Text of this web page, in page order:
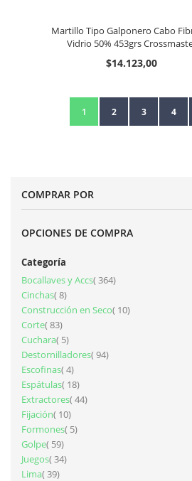
Martillo Tipo Galponero Cabo
Vidrio 50% 453grs
$14.123,00
Estás leyendo la página
1 Página
2 Página
3 4
COMPRAR POR
OPCIONES DE COMPRA
Categoría
Bocallaves y Accs 364artículos
Cinchas 8artículos
Construcción en Seco 10artículos
Corte 83artículos
Cuchara 5artículos
Destornilladores 94artículos
Escofinas 4artículos
Espátulas 18artículos
Extractores 44artículos
Fijación 10artículos
Formones 5artículos
Golpe 59artículos
Juegos 34artículos
Lima 39artículos